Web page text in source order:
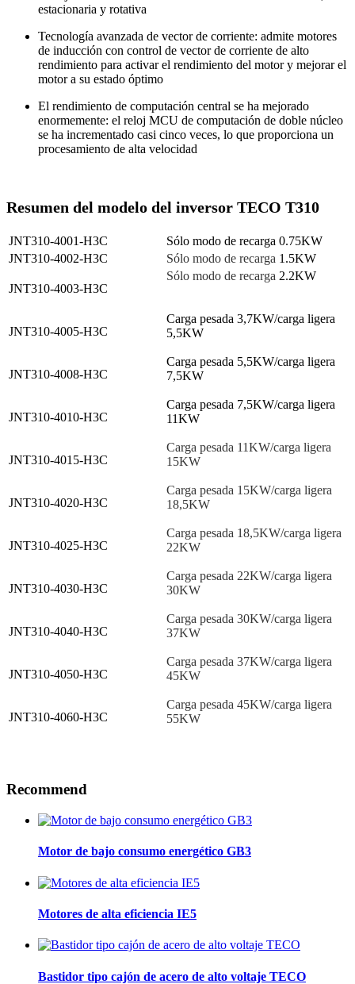
estacionaria y rotativa
Tecnología avanzada de vector de corriente: admite motores
de inducción con control de vector de corriente de alto
rendimiento para activar el rendimiento del motor y mejorar el
motor a su estado óptimo
El rendimiento de computación central se ha mejorado
enormemente: el reloj MCU de computación de doble núcleo
se ha incrementado casi cinco veces, lo que proporciona un
procesamiento de alta velocidad
Resumen del modelo del inversor TECO T310
JNT310-4001-H3C
Sólo modo de recarga 0.75KW
JNT310-4002-H3C
Sólo modo de recarga 1.5KW
JNT310-4003-H3C
Sólo modo de recarga 2.2KW
JNT310-4005-H3C
Carga pesada 3,7KW/carga ligera
5,5KW
JNT310-4008-H3C
Carga pesada 5,5KW/carga ligera
7,5KW
JNT310-4010-H3C
Carga pesada 7,5KW/carga ligera
11KW
JNT310-4015-H3C
Carga pesada 11KW/carga ligera
15KW
JNT310-4020-H3C
Carga pesada 15KW/carga ligera
18,5KW
JNT310-4025-H3C
Carga pesada 18,5KW/carga ligera
22KW
JNT310-4030-H3C
Carga pesada 22KW/carga ligera
30KW
JNT310-4040-H3C
Carga pesada 30KW/carga ligera
37KW
JNT310-4050-H3C
Carga pesada 37KW/carga ligera
45KW
JNT310-4060-H3C
Carga pesada 45KW/carga ligera
55KW
Recommend
Motor de bajo consumo energético GB3
Motores de alta eficiencia IE5
Bastidor tipo cajón de acero de alto voltaje TECO